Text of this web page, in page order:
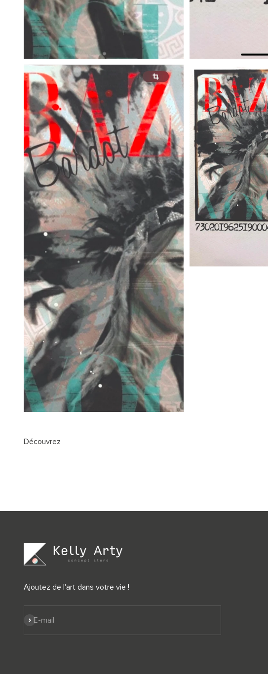
Ajoutez de l'art dans votre vie !
E-mail
S'inscrire